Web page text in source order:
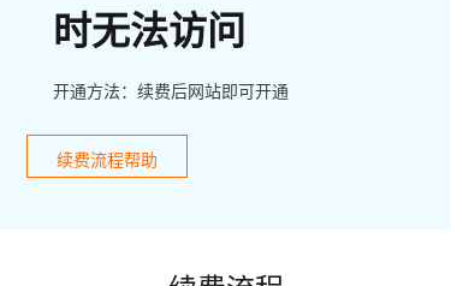
时无法访问
开通方法：续费后网站即可开通
续费流程帮助